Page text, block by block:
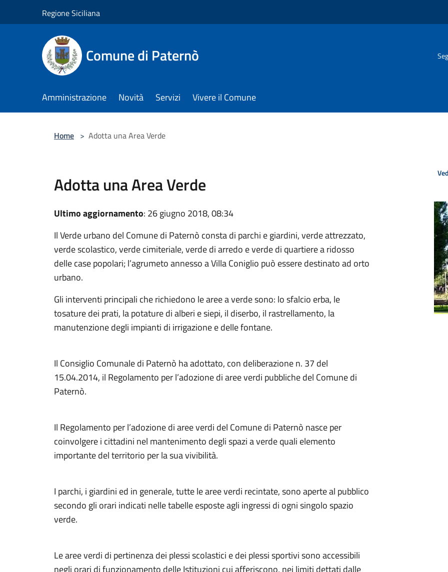
Regione Siciliana
Comune di Paternò
Amministrazione Novità Servizi Vivere il Comune
Home > Adotta una Area Verde
Adotta una Area Verde
Ultimo aggiornamento: 26 giugno 2018, 08:34
Il Verde urbano del Comune di Paternò consta di parchi e giardini, verde attrezzato,
verde scolastico, verde cimiteriale, verde di arredo e verde di quartiere a ridosso
delle case popolari; l’agrumeto annesso a Villa Coniglio può essere destinato ad orto
urbano.
Gli interventi principali che richiedono le aree a verde sono: lo sfalcio erba, le
tosature dei prati, la potature di alberi e siepi, il diserbo, il rastrellamento, la
manutenzione degli impianti di irrigazione e delle fontane.
Il Consiglio Comunale di Paternò ha adottato, con deliberazione n. 37 del
15.04.2014, il Regolamento per l’adozione di aree verdi pubbliche del Comune di
Paternò.
Il Regolamento per l’adozione di aree verdi del Comune di Paternò nasce per
coinvolgere i cittadini nel mantenimento degli spazi a verde quali elemento
importante del territorio per la sua vivibilità.
I parchi, i giardini ed in generale, tutte le aree verdi recintate, sono aperte al pubblico
secondo gli orari indicati nelle tabelle esposte agli ingressi di ogni singolo spazio
verde.
Le aree verdi di pertinenza dei plessi scolastici e dei plessi sportivi sono accessibili
negli orari di funzionamento delle Istituzioni cui afferiscono, nei limiti dettati dalle